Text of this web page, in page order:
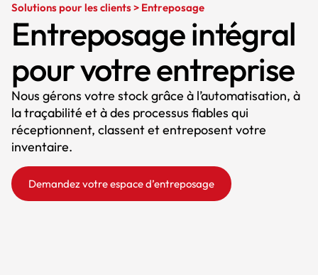
Solutions pour les clients > Entreposage
Entreposage intégral
pour votre entreprise
Nous gérons votre stock grâce à l’automatisation, à
la traçabilité et à des processus fiables qui
réceptionnent, classent et entreposent votre
inventaire.
Demandez votre espace d’entreposage